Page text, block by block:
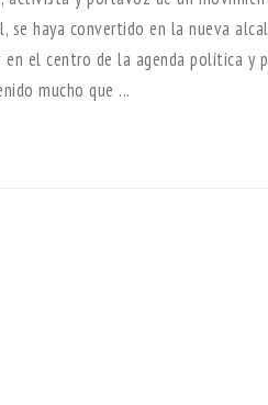
se haya convertido en la nueva
el centro de la agenda política y
mucho que ...